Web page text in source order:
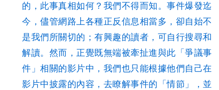
的，此事真相如何？我們不得而知。事件爆發迄
今，儘管網路上各種正反信息相當多，卻自始不
是我們所關切的；有興趣的讀者，可自行搜尋和
解讀。然而，正覺既無端被牽扯進與此「爭議事
件」相關的影片中，我們也只能根據他們自己在
影片中披露的內容，去瞭解事件的「情節」，並